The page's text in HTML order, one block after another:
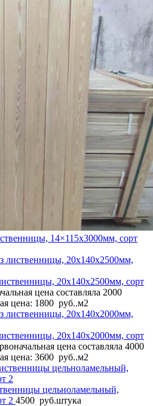
14×115x3000мм, сорт
20x140x2500мм, сорт
цена составляла 2000
цена: 1800 руб..м2
20x140x2000мм, сорт
цена составляла 4000
цена: 3600 руб..м2
цельноламельный,
2 4500 руб.штука